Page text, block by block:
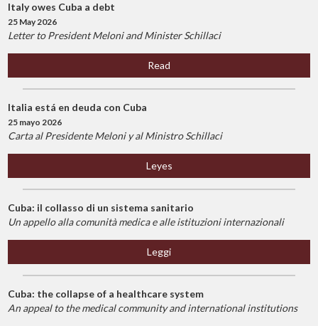
Italy owes Cuba a debt
25 May 2026
Letter to President Meloni and Minister Schillaci
Read
Italia está en deuda con Cuba
25 mayo 2026
Carta al Presidente Meloni y al Ministro Schillaci
Leyes
Cuba: il collasso di un sistema sanitario
Un appello alla comunità medica e alle istituzioni internazionali
Leggi
Cuba: the collapse of a healthcare system
An appeal to the medical community and international institutions